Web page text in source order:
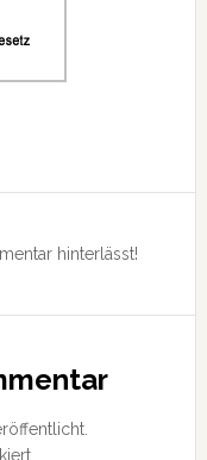
hinterlässt!